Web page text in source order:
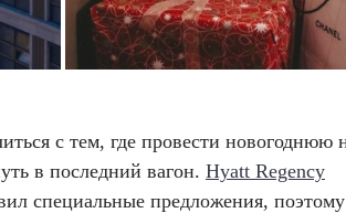
с тем, где провести новогоднюю
в последний вагон. Hyatt Regency
специальные предложения, поэтому